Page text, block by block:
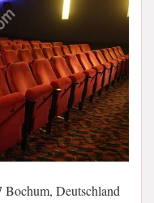
Bochum, Deutschland